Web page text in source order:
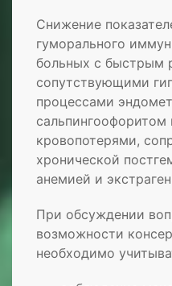
Снижение
гуморального
больных с быстрым
сопутствующими
процессами
кровопотерями,
хронической
анемией и
При обсуждении
возможности
необходимо